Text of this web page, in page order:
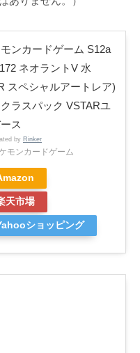
ンカードゲーム S12a
ネオラントV 水
スペシャルアートレア)
ラスパック VSTARユ
ス
by Rinker
モンカードゲーム
天市場
ショッピング